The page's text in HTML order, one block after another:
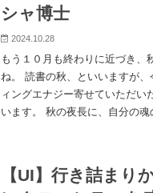
シャ博士
2024.10.28
もう１０月も終わりに近づき、
ね。 読書の秋、といいますが
ィングエナジー寄せていただい
います。 秋の夜長に、自分の魂
【UI】行き詰まり